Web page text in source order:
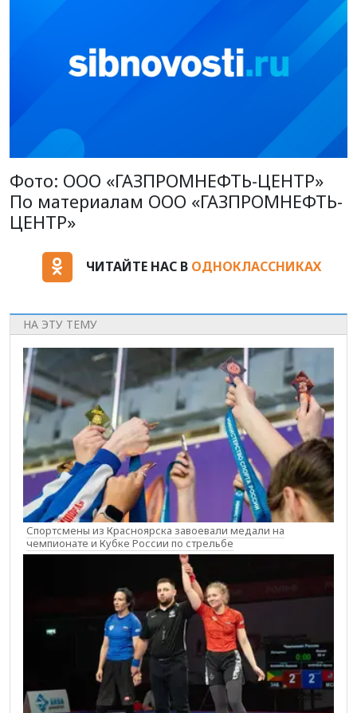
Фото: ООО «ГАЗПРОМНЕФТЬ-ЦЕНТР»
По материалам ООО «ГАЗПРОМНЕФТЬ-
ЦЕНТР»
ЧИТАЙТЕ НАС В ОДНОКЛАССНИКАХ
НА ЭТУ ТЕМУ
Спортсмены из Красноярска завоевали медали на
чемпионате и Кубке России по стрельбе